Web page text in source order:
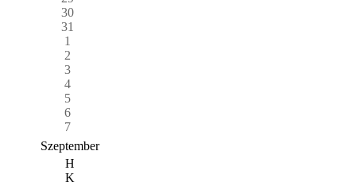
30
31
1
2
3
4
5
6
7
Szeptember
H
K